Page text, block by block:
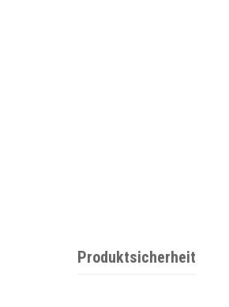
Produktsicherheit